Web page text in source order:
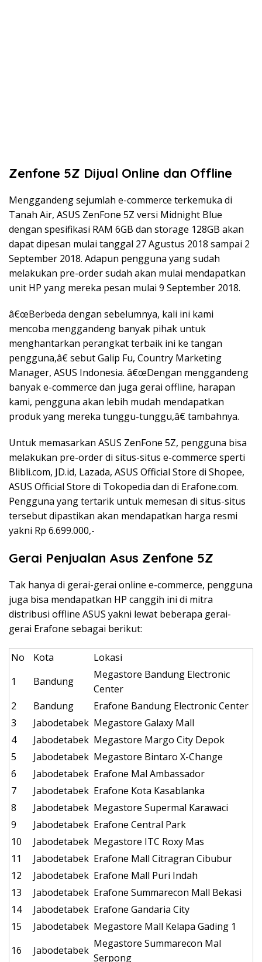
Zenfone 5Z Dijual Online dan Offline
Menggandeng sejumlah e-commerce terkemuka di
Tanah Air, ASUS ZenFone 5Z versi Midnight Blue
dengan spesifikasi RAM 6GB dan storage 128GB akan
dapat dipesan mulai tanggal 27 Agustus 2018 sampai 2
September 2018. Adapun pengguna yang sudah
melakukan pre-order sudah akan mulai mendapatkan
unit HP yang mereka pesan mulai 9 September 2018.
â€œBerbeda dengan sebelumnya, kali ini kami
mencoba menggandeng banyak pihak untuk
menghantarkan perangkat terbaik ini ke tangan
pengguna,â€ sebut Galip Fu, Country Marketing
Manager, ASUS Indonesia. â€œDengan menggandeng
banyak e-commerce dan juga gerai offline, harapan
kami, pengguna akan lebih mudah mendapatkan
produk yang mereka tunggu-tunggu,â€ tambahnya.
Untuk memasarkan ASUS ZenFone 5Z, pengguna bisa
melakukan pre-order di situs-situs e-commerce sperti
Blibli.com, JD.id, Lazada, ASUS Official Store di Shopee,
ASUS Official Store di Tokopedia dan di Erafone.com.
Pengguna yang tertarik untuk memesan di situs-situs
tersebut dipastikan akan mendapatkan harga resmi
yakni Rp 6.699.000,-
Gerai Penjualan Asus Zenfone 5Z
Tak hanya di gerai-gerai online e-commerce, pengguna
juga bisa mendapatkan HP canggih ini di mitra
distribusi offline ASUS yakni lewat beberapa gerai-
gerai Erafone sebagai berikut:
No Kota
Lokasi
1
Bandung
Megastore Bandung Electronic
Center
2
Bandung
Erafone Bandung Electronic Center
3
Jabodetabek Megastore Galaxy Mall
4
Jabodetabek Megastore Margo City Depok
5
Jabodetabek Megastore Bintaro X-Change
6
Jabodetabek Erafone Mal Ambassador
7
Jabodetabek Erafone Kota Kasablanka
8
Jabodetabek Megastore Supermal Karawaci
9
Jabodetabek Erafone Central Park
10
Jabodetabek Megastore ITC Roxy Mas
11
Jabodetabek Erafone Mall Citragran Cibubur
12
Jabodetabek Erafone Mall Puri Indah
13
Jabodetabek Erafone Summarecon Mall Bekasi
14
Jabodetabek Erafone Gandaria City
15
Jabodetabek Megastore Mall Kelapa Gading 1
16
Jabodetabek
Megastore Summarecon Mal
Serpong